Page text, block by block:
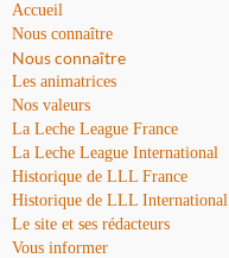
Accueil
Nous connaître
Nous connaître
Les animatrices
Nos valeurs
La Leche League France
La Leche League International
Historique de LLL France
Historique de LLL International
Le site et ses rédacteurs
Vous informer